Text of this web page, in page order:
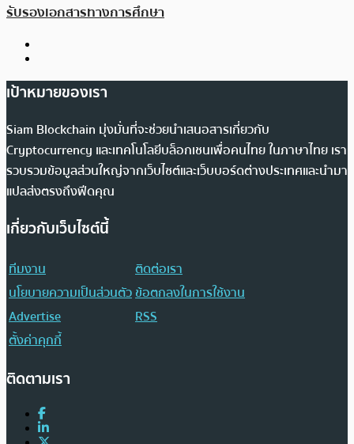
รับรองเอกสารทางการศึกษา
เป้าหมายของเรา
Siam Blockchain มุ่งมั่นที่จะช่วยนำเสนอสารเกี่ยวกับ
Cryptocurrency และเทคโนโลยีบล็อกเชนเพื่อคนไทย ในภาษาไทย เรา
รวบรวมข้อมูลส่วนใหญ่จากเว็บไซต์และเว็บบอร์ดต่างประเทศและนำมา
แปลส่งตรงถึงฟีดคุณ
เกี่ยวกับเว็บไซต์นี้
ทีมงาน
ติดต่อเรา
นโยบายความเป็นส่วนตัวข้อตกลงในการใช้งาน
Advertise
RSS
ตั้งค่าคุกกี้
ติดตามเรา